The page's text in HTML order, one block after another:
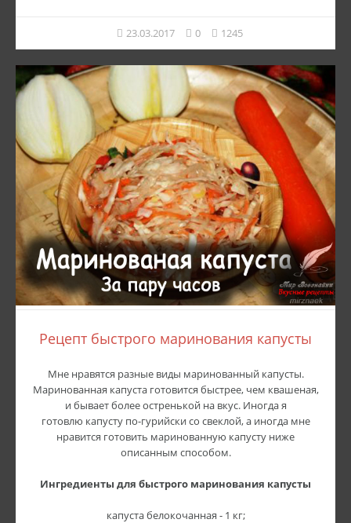
23.03.2017 0 1245
Рецепт быстрого маринования капусты
Мне нравятся разные виды маринованный капусты.
Маринованная капуста готовится быстрее, чем квашеная,
и бывает более остренькой на вкус. Иногда я
готовлю капусту по-гурийски со свеклой, а иногда мне
нравится готовить маринованную капусту ниже
описанным способом.
Ингредиенты для быстрого маринования капусты
капуста белокочанная - 1 кг;